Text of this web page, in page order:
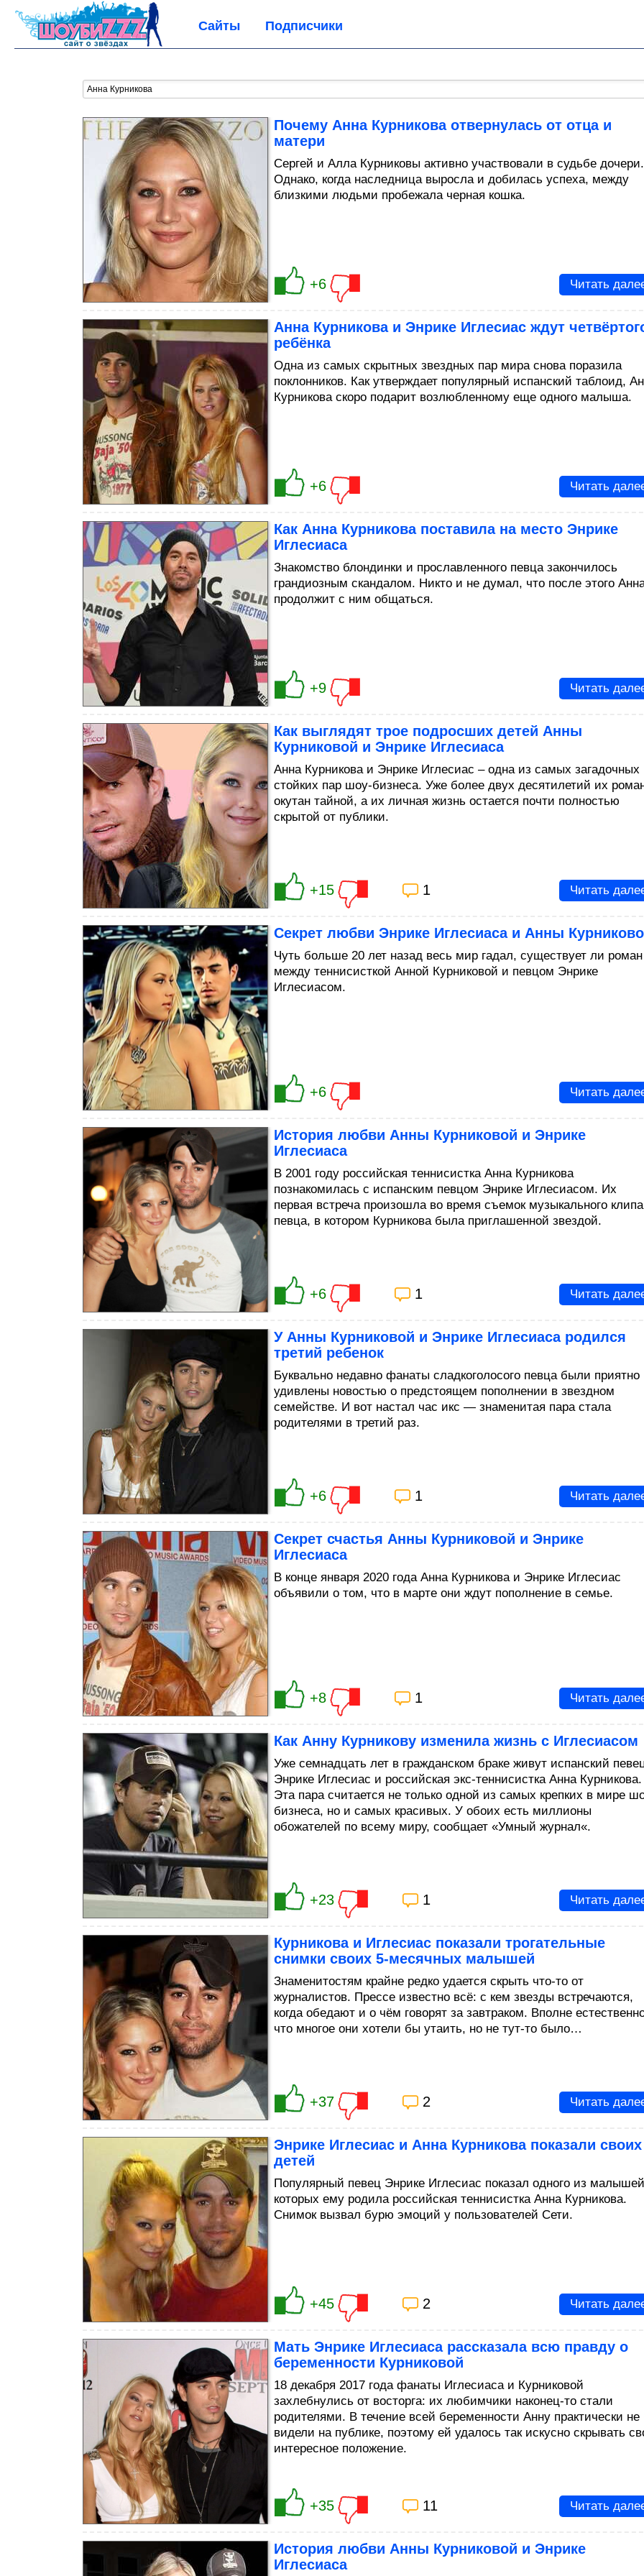
Сайты Подписчики
Почему Анна Курникова отвернулась от отца и
матери
Сергей и Алла Курниковы активно участвовали в судьбе дочери.
Однако, когда наследница выросла и добилась успеха, между
близкими людьми пробежала черная кошка.
+6 Читать
Анна Курникова и Энрике Иглесиас ждут
ребёнка
Одна из самых скрытных звездных пар мира снова поразила
поклонников. Как утверждает популярный испанский таблоид,
Курникова скоро подарит возлюбленному еще одного малыша.
+6 Читать
Как Анна Курникова поставила на место Энрике
Иглесиаса
Знакомство блондинки и прославленного певца закончилось
грандиозным скандалом. Никто и не думал, что после этого
продолжит с ним общаться.
+9 Читать
Как выглядят трое подросших детей Анны
Курниковой и Энрике Иглесиаса
Анна Курникова и Энрике Иглесиас – одна из самых загадочных
стойких пар шоу-бизнеса. Уже более двух десятилетий их
окутан тайной, а их личная жизнь остается почти полностью
скрытой от публики.
+15 1 Читать
Секрет любви Энрике Иглесиаса и Анны
Чуть больше 20 лет назад весь мир гадал, существует ли роман
между теннисисткой Анной Курниковой и певцом Энрике
Иглесиасом.
+6 Читать
История любви Анны Курниковой и Энрике
Иглесиаса
В 2001 году российская теннисистка Анна Курникова
познакомилась с испанским певцом Энрике Иглесиасом. Их
первая встреча произошла во время съемок музыкального клипа
певца, в котором Курникова была приглашенной звездой.
+6 1 Читать
У Анны Курниковой и Энрике Иглесиаса родился
третий ребенок
Буквально недавно фанаты сладкоголосого певца были приятно
удивлены новостью о предстоящем пополнении в звездном
семействе. И вот настал час икс — знаменитая пара стала
родителями в третий раз.
+6 1 Читать
Секрет счастья Анны Курниковой и Энрике
Иглесиаса
В конце января 2020 года Анна Курникова и Энрике Иглесиас
объявили о том, что в марте они ждут пополнение в семье.
+8 1 Читать
Как Анну Курникову изменила жизнь с Иглесиасом
Уже семнадцать лет в гражданском браке живут испанский
Энрике Иглесиас и российская экс-теннисистка Анна Курникова.
Эта пара считается не только одной из самых крепких в мире
бизнеса, но и самых красивых. У обоих есть миллионы
обожателей по всему миру, сообщает «Умный журнал«.
+23 1 Читать
Курникова и Иглесиас показали трогательные
снимки своих 5-месячных малышей
Знаменитостям крайне редко удается скрыть что-то от
журналистов. Прессе известно всё: с кем звезды встречаются,
когда обедают и о чём говорят за завтраком. Вполне
что многое они хотели бы утаить, но не тут-то было…
+37 2 Читать
Энрике Иглесиас и Анна Курникова показали своих
детей
Популярный певец Энрике Иглесиас показал одного из
которых ему родила российская теннисистка Анна Курникова.
Снимок вызвал бурю эмоций у пользователей Сети.
+45 2 Читать
Мать Энрике Иглесиаса рассказала всю правду о
беременности Курниковой
18 декабря 2017 года фанаты Иглесиаса и Курниковой
захлебнулись от восторга: их любимчики наконец-то стали
родителями. В течение всей беременности Анну практически не
видели на публике, поэтому ей удалось так искусно скрывать
интересное положение.
+35 11 Читать
История любви Анны Курниковой и Энрике
Иглесиаса